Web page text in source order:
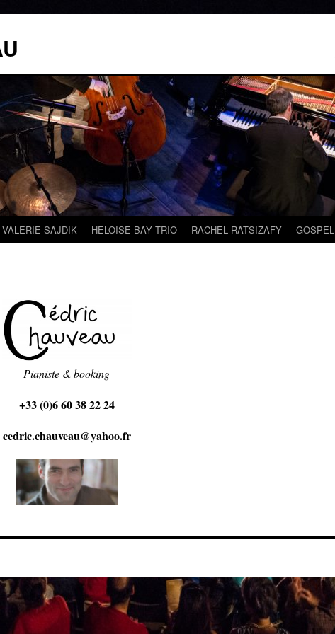
VALERIE SAJDIK HELOISE BAY TRIO RACHEL RATSIZAFY GOSPEL
Pianiste & booking
+33 (0)6 60 38 22 24
cedric.chauveau@yahoo.fr